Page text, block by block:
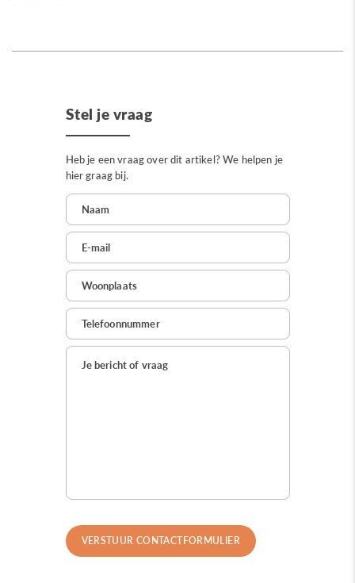
Stel je vraag
Heb je een vraag over dit artikel? We helpen je
hier graag bij.